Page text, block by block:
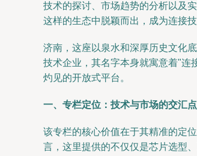
技术的探讨、市场趋势的分析以及
这样的生态中脱颖而出，成为连接
济南，这座以泉水和深厚历史文化
技术企业，其名字本身就寓意着"连
灼见的开放式平台。
一、专栏定位：技术与市场的交汇点
该专栏的核心价值在于其精准的定
言，这里提供的不仅仅是芯片选型